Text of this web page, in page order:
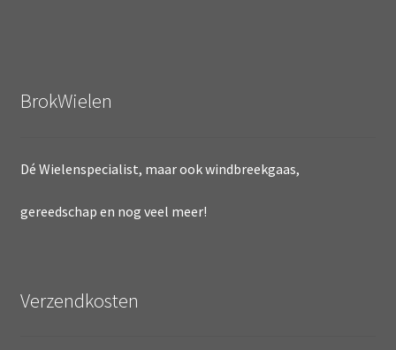
BrokWielen
Dé Wielenspecialist, maar ook windbreekgaas,
gereedschap en nog veel meer!
Verzendkosten